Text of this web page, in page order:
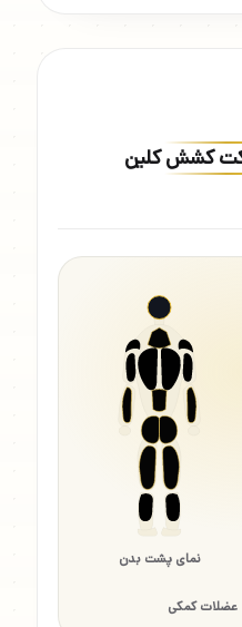
کشش کلین
نمای پشت بدن
عضلات کمکی